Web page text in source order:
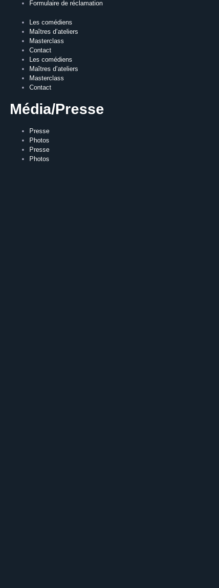
Formulaire de réclamation
Les comédiens
Maîtres d’ateliers
Masterclass
Contact
Les comédiens
Maîtres d’ateliers
Masterclass
Contact
Média/Presse
Presse
Photos
Presse
Photos